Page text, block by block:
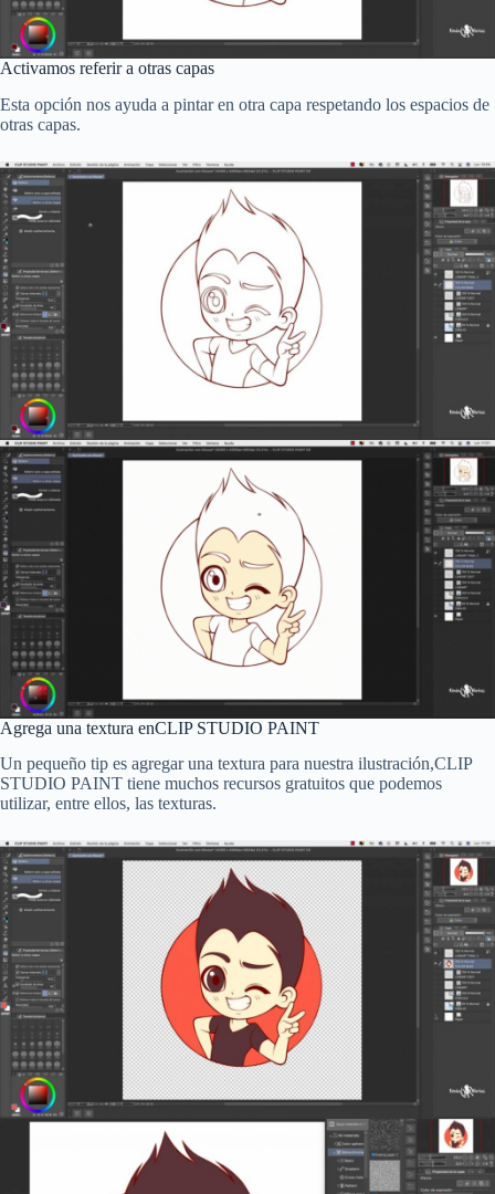
Activamos referir a otras capas
Esta opción nos ayuda a pintar en otra capa respetando los espacios de
otras capas.
Agrega una textura enCLIP STUDIO PAINT
Un pequeño tip es agregar una textura para nuestra ilustración,CLIP
STUDIO PAINT tiene muchos recursos gratuitos que podemos
utilizar, entre ellos, las texturas.